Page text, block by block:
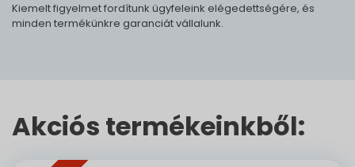
Kiemelt figyelmet fordítunk ügyfeleink elégedettségére, és
minden termékünkre garanciát vállalunk.
Akciós termékeinkből: